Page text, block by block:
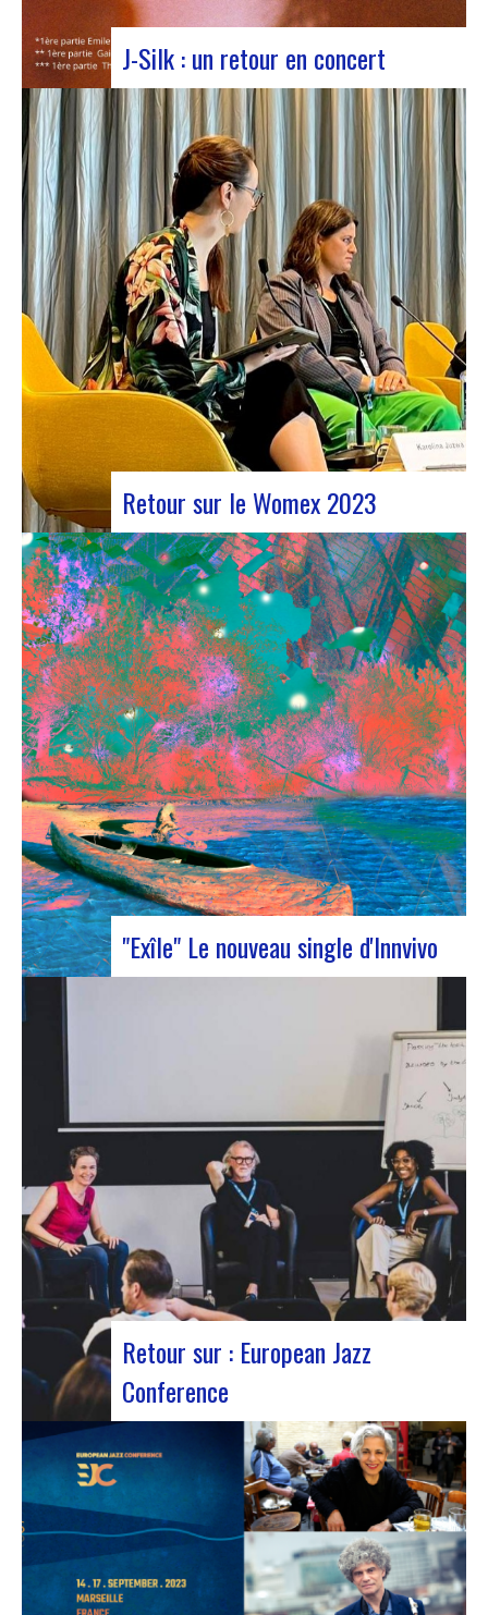
J-Silk : un retour en concert
J-Silk lors d’un concert au Rocher de PalmerLe
retour sur scène de J-Silk s’annonce comme un
moment charnière pour les amateurs de Nu Soul
et de sonorités novatrices. Avec une série de
concerts captivants en perspective, cette tournée
s’annonce comme un chapitre excitant pour le…
Retour sur le Womex 2023
Judyth lors de la discussion « Coopération pour
une circulation artistique durable »Du 25 au 29
octobre 2023, Coruña a été le théâtre de la 29e
édition du World Music Expo, plus connu sous le
nom de Womex. Cet événement incontournable a
réuni des musiciens, des professionnels…
"Exîle" Le nouveau single d'Innvivo
nouveau single d’Innvivo, intitulé « Exile ». Un
morceau aux airs introspectifs, qui vous permet
de vous plonger dans l’univers philosophique &
mélancolique du duo bordelais. « Exile » débute
avec une tonalité introspective, invitant l’auditeur
à s’aventurer…
Retour sur : European Jazz
Conference
Participants à l’European Jazz Conférence
L’European Jazz Conférence constitue un
événement majeur réunissant chaque année des
experts du jazz, notamment des promoteurs, des
gestionnaires culturels, des agents et des
organismes de soutien nationaux ou régionaux.